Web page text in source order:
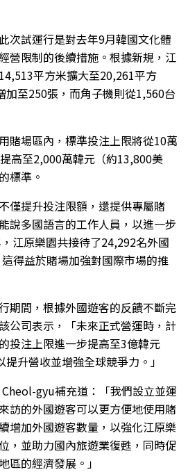
次試運行是對去年9月韓國文化體
營限制的後續措施。根據新規，江
平方米擴大至20,261平方
加至250張，而角子機則從1,560台
賭場區內，標準投注上限將從10萬
高至2,000萬韓元（約13,800美
標準。
僅提升投注限額，還提供專屬賭
說多國語言的工作人員，以進一步
江原樂園共接待了24,292名外國
得益於賭場加強對國際市場的推
期間，根據外國遊客的反饋不斷完
公司表示，「未來正式營運時，計
投注上限進一步提高至3億韓元
提升營收並增強全球競爭力。」
gyu補充道：「我們設立並運
訪的外國遊客可以更方便地使用賭
增加外國遊客數量，以強化江原樂
，並助力國內旅遊業復甦，同時促
區的經濟發展。」